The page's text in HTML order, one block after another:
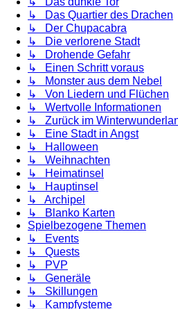
↳ Das Quartier des Drachen
↳ Der Chupacabra
↳ Die verlorene Stadt
↳ Drohende Gefahr
↳ Einen Schritt voraus
↳ Monster aus dem Nebel
↳ Von Liedern und Flüchen
↳ Wertvolle Informationen
↳ Zurück im
↳ Eine Stadt in Angst
↳ Halloween
↳ Weihnachten
↳ Heimatinsel
↳ Hauptinsel
↳ Archipel
↳ Blanko Karten
Spielbezogene Themen
↳ Events
↳ Quests
↳ PVP
↳ Generäle
↳ Skillungen
↳ Kampfysteme